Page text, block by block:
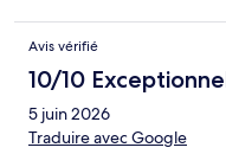
Meriem (la dame de la
Jamal a demandé à un
tramway pour acheter
un séjour de 6 jours,
recommande chaudement
Avis vérifié
10/10
5 juin 2026
Traduire avec Google